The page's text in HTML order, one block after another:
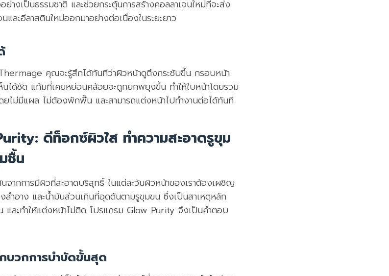
างเป็นธรรมชาติ และช่วยกระตุ้นการสร้างคอลลาเจนใหม่ที่จะส่ง
ละอีลาสตินใหม่ออกมาอย่างต่อเนื่องในระยะยาว
คุณจะรู้สึกได้ทันทีว่าผิวหน้าดูตึงกระชับขึ้น กรอบหน้า
ได้ชัด แก้มที่เคยหย่อนคล้อยจะถูกยกพยุงขึ้น ทำให้ใบหน้าโดยรวม
ยไม่มีแผล ไม่ต้องพักฟื้น และสามารถแต่งหน้าไปทำงานต่อได้ทันที
ดีท็อกซ์ผิวใส ทำความสะอาดรูขุม
ชื้น
จากการมีผิวที่สะอาดบริสุทธิ์ ในแต่ละวันผิวหน้าของเราต้องเผชิญ
สำอาง และน้ำมันส่วนเกินที่อุดตันตามรูขุมขน ซึ่งเป็นสาเหตุหลัก
และทำให้แต่งหน้าไม่ติด โปรแกรม Glow Purity จึงเป็นคำตอบ
บวกการบำบัดขั้นสุด